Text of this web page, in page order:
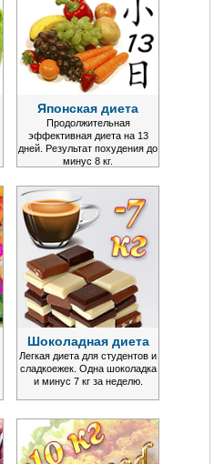
Японская диета
Продолжительная
эффективная диета на 13
дней. Результат похудения до
минус 8 кг.
Шоколадная диета
Легкая диета для студентов и
сладкоежек. Одна шоколадка
и минус 7 кг за неделю.